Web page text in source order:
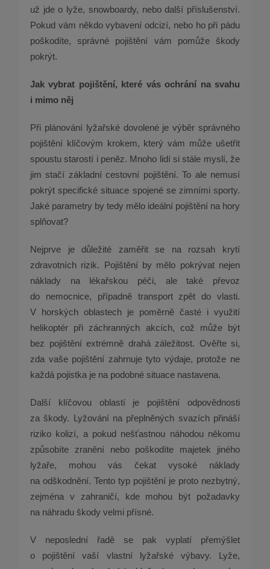
už jde o lyže, snowboardy, nebo další příslušenství.
Pokud vám někdo vybavení odcizí, nebo ho při pádu
poškodíte, správné pojištění vám pomůže škody
pokrýt.
Jak vybrat pojištění, které vás ochrání na svahu
i mimo něj
Při plánování lyžařské dovolené je výběr správného
pojištění klíčovým krokem, který vám může ušetřit
spoustu starostí i peněz. Mnoho lidí si stále myslí, že
jim stačí základní cestovní pojištění. To ale nemusí
pokrýt specifické situace spojené se zimními sporty.
Jaké parametry by tedy mělo ideální pojištění na hory
splňovat?
Nejprve je důležité zaměřit se na rozsah krytí
zdravotních rizik. Pojištění by mělo pokrývat nejen
náklady na lékařskou péči, ale také převoz
do nemocnice, případně transport zpět do vlasti.
V horských oblastech je poměrně časté i využití
helikoptér při záchranných akcích, což může být
bez pojištění extrémně drahá záležitost. Ověřte si,
zda vaše pojištění zahrnuje tyto výdaje, protože ne
každá pojistka je na podobné situace nastavena.
Další klíčovou oblastí je pojištění odpovědnosti
za škody. Lyžování na přeplněných svazích přináší
riziko kolizí, a pokud nešťastnou náhodou někomu
způsobíte zranění nebo poškodíte majetek jiného
lyžaře, mohou vás čekat vysoké náklady
na odškodnění. Tento typ pojištění je proto nezbytný,
zejména v zahraničí, kde mohou být požadavky
na náhradu škody velmi přísné.
V neposlední řadě se pak vyplatí přemýšlet
o pojištění vaší vlastní lyžařské výbavy. Lyže,